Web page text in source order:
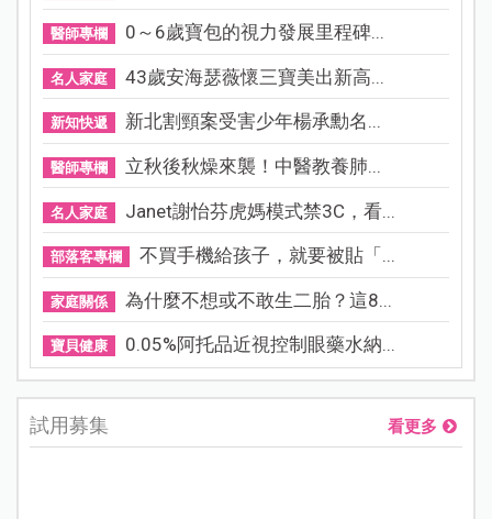
醫師專欄 0～6歲寶包的視力發展里程碑...
名人家庭 43歲安海瑟薇懷三寶美出新高...
新知快遞 新北割頸案受害少年楊承勳名...
醫師專欄 立秋後秋燥來襲！中醫教養肺...
名人家庭 Janet謝怡芬虎媽模式禁3C，看...
部落客專欄 不買手機給孩子，就要被貼「...
家庭關係 為什麼不想或不敢生二胎？這8...
寶貝健康 0.05%阿托品近視控制眼藥水納...
試用募集 看更多